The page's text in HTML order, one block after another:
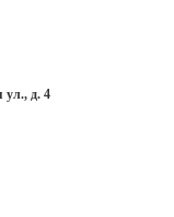
ул., д. 4